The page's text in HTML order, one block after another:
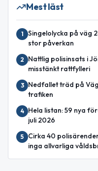
Mest läst
1
Singelolycka på väg
stor påverkan
2
Nattlig polisinsats i
misstänkt rattfylleri
3
Nedfallet träd på
trafiken
4
Hela listan: 59 nya
juli 2026
5
Cirka 40
inga allvarliga